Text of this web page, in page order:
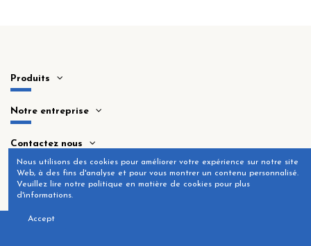
Produits
Notre entreprise
Contactez nous
Nous utilisons des cookies pour améliorer votre expérience sur notre site
Web, à des fins d'analyse et pour vous montrer un contenu personnalisé.
Veuillez lire notre politique en matière de cookies pour plus
d'informations.
Accept